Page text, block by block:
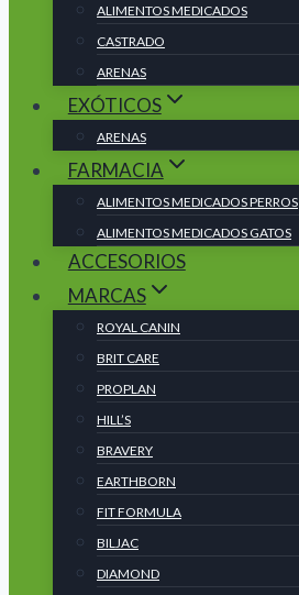
ALIMENTOS MEDICADOS
CASTRADO
ARENAS
EXÓTICOS
ARENAS
FARMACIA
ALIMENTOS MEDICADOS PERROS
ALIMENTOS MEDICADOS GATOS
ACCESORIOS
MARCAS
ROYAL CANIN
BRIT CARE
PROPLAN
HILL’S
BRAVERY
EARTHBORN
FIT FORMULA
BILJAC
DIAMOND